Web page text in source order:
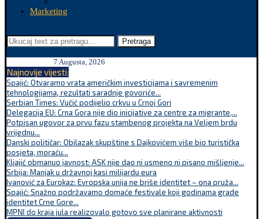
Marketing
Pretraga
7 Augusta, 2026
Najnovije vijesti:
Spajić: Otvaramo vrata američkim investicijama i savremenim
tehnologijama, rezultati saradnje govoriće...
Serbian Times: Vučić podijelio crkvu u Crnoj Gori
Delegacija EU: Crna Gora nije dio inicijative za centre za migrante,...
Potpisan ugovor za prvu fazu stambenog projekta na Veljem brdu
vrijednu...
Danski političar: Obilazak skupštine s Dajkovićem više bio turistička
posjeta, moraću...
Kljajić obmanuo javnost: ASK nije dao ni usmeno ni pisano mišljenje...
Srbija: Manjak u državnoj kasi milijardu eura
Ivanović za Eurokaz: Evropska unija ne briše identitet – ona pruža...
Spajić: Snažno podržavamo domaće festivale koji godinama grade
identitet Crne Gore...
MPNI do kraja jula realizovalo gotovo sve planirane aktivnosti